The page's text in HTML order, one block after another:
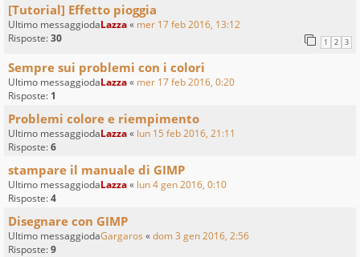
[Tutorial] Effetto pioggia
Ultimo messaggiodaLazza« mer 17 feb 2016, 13:12
Risposte:30 1 2 3
Sempre sui problemi con i colori
Ultimo messaggiodaLazza« mer 17 feb 2016, 0:20
Risposte: 1
Problemi colore e riempimento
Ultimo messaggiodaLazza« lun 15 feb 2016, 21:11
Risposte:6
stampare il manuale di GIMP
Ultimo messaggiodaLazza« lun 4 gen 2016, 0:10
Risposte:4
Disegnare con GIMP
Ultimo messaggiodaGargaros «dom 3 gen 2016, 2:56
Risposte:9